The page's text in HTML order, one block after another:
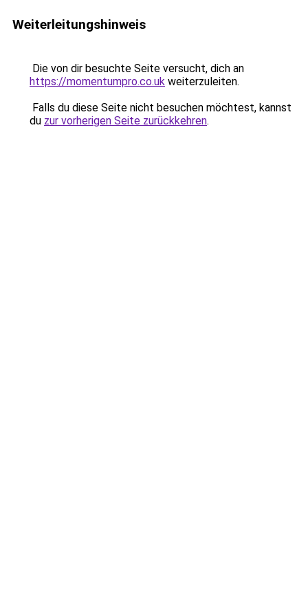
Weiterleitungshinweis
Die von dir besuchte Seite versucht, dich an
https://momentumpro.co.uk weiterzuleiten.
Falls du diese Seite nicht besuchen möchtest, kannst
du zur vorherigen Seite zurückkehren.